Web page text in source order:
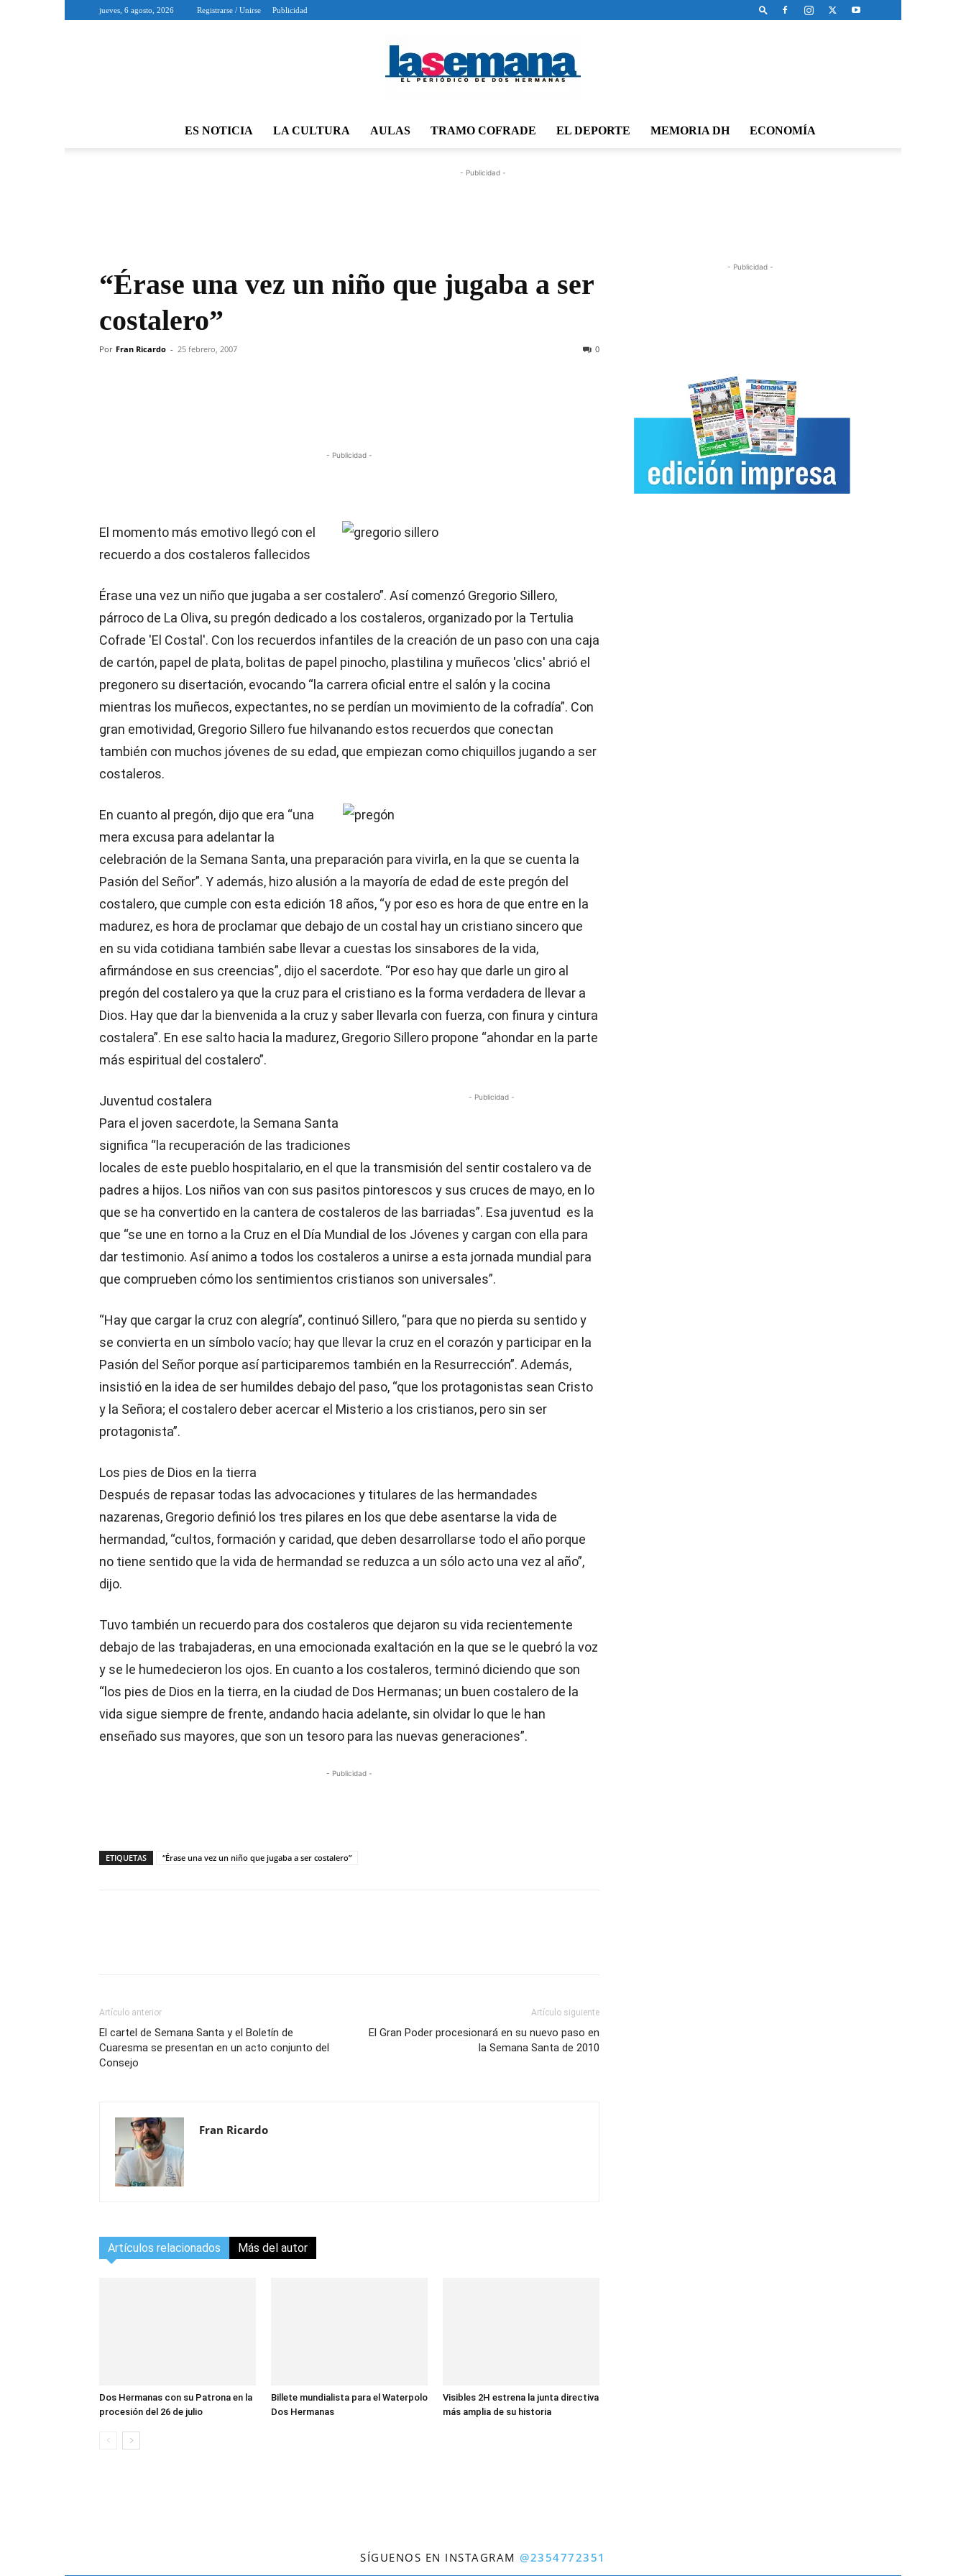
jueves, 6 agosto, 2026 Registrarse / Unirse Publicidad
ES NOTICIA LA CULTURA AULAS TRAMO COFRADE EL DEPORTE MEMORIA DH ECONOMÍA
- Publicidad -
“Érase una vez un niño que jugaba a ser
costalero”
Por Fran Ricardo - 25 febrero, 2007 0
- Publicidad -
El momento más emotivo llegó con el
recuerdo a dos costaleros fallecidos
Érase una vez un niño que jugaba a ser costalero”. Así comenzó Gregorio Sillero,
párroco de La Oliva, su pregón dedicado a los costaleros, organizado por la Tertulia
Cofrade 'El Costal'. Con los recuerdos infantiles de la creación de un paso con una caja
de cartón, papel de plata, bolitas de papel pinocho, plastilina y muñecos 'clics' abrió el
pregonero su disertación, evocando “la carrera oficial entre el salón y la cocina
mientras los muñecos, expectantes, no se perdían un movimiento de la cofradía”. Con
gran emotividad, Gregorio Sillero fue hilvanando estos recuerdos que conectan
también con muchos jóvenes de su edad, que empiezan como chiquillos jugando a ser
costaleros.
En cuanto al pregón, dijo que era “una
mera excusa para adelantar la
celebración de la Semana Santa, una preparación para vivirla, en la que se cuenta la
Pasión del Señor”. Y además, hizo alusión a la mayoría de edad de este pregón del
costalero, que cumple con esta edición 18 años, “y por eso es hora de que entre en la
madurez, es hora de proclamar que debajo de un costal hay un cristiano sincero que
en su vida cotidiana también sabe llevar a cuestas los sinsabores de la vida,
afirmándose en sus creencias”, dijo el sacerdote. “Por eso hay que darle un giro al
pregón del costalero ya que la cruz para el cristiano es la forma verdadera de llevar a
Dios. Hay que dar la bienvenida a la cruz y saber llevarla con fuerza, con finura y cintura
costalera”. En ese salto hacia la madurez, Gregorio Sillero propone “ahondar en la parte
más espiritual del costalero”.
- Publicidad -
Juventud costalera
Para el joven sacerdote, la Semana Santa
significa “la recuperación de las tradiciones
locales de este pueblo hospitalario, en el que la transmisión del sentir costalero va de
padres a hijos. Los niños van con sus pasitos pintorescos y sus cruces de mayo, en lo
que se ha convertido en la cantera de costaleros de las barriadas”. Esa juventud es la
que “se une en torno a la Cruz en el Día Mundial de los Jóvenes y cargan con ella para
dar testimonio. Así animo a todos los costaleros a unirse a esta jornada mundial para
que comprueben cómo los sentimientos cristianos son universales”.
“Hay que cargar la cruz con alegría”, continuó Sillero, “para que no pierda su sentido y
se convierta en un símbolo vacío; hay que llevar la cruz en el corazón y participar en la
Pasión del Señor porque así participaremos también en la Resurrección”. Además,
insistió en la idea de ser humildes debajo del paso, “que los protagonistas sean Cristo
y la Señora; el costalero deber acercar el Misterio a los cristianos, pero sin ser
protagonista”.
Los pies de Dios en la tierra
Después de repasar todas las advocaciones y titulares de las hermandades
nazarenas, Gregorio definió los tres pilares en los que debe asentarse la vida de
hermandad, “cultos, formación y caridad, que deben desarrollarse todo el año porque
no tiene sentido que la vida de hermandad se reduzca a un sólo acto una vez al año”,
dijo.
Tuvo también un recuerdo para dos costaleros que dejaron su vida recientemente
debajo de las trabajaderas, en una emocionada exaltación en la que se le quebró la voz
y se le humedecieron los ojos. En cuanto a los costaleros, terminó diciendo que son
“los pies de Dios en la tierra, en la ciudad de Dos Hermanas; un buen costalero de la
vida sigue siempre de frente, andando hacia adelante, sin olvidar lo que le han
enseñado sus mayores, que son un tesoro para las nuevas generaciones”.
- Publicidad -
ETIQUETAS “Érase una vez un niño que jugaba a ser costalero”
Artículo anterior
El cartel de Semana Santa y el Boletín de
Cuaresma se presentan en un acto conjunto del
Consejo
Artículo siguiente
El Gran Poder procesionará en su nuevo paso en
la Semana Santa de 2010
Fran Ricardo
Artículos relacionados Más del autor
Dos Hermanas con su Patrona en la
procesión del 26 de julio
Billete mundialista para el Waterpolo
Dos Hermanas
Visibles 2H estrena la junta directiva
más amplia de su historia
- Publicidad -
SÍGUENOS EN INSTAGRAM@2354772351